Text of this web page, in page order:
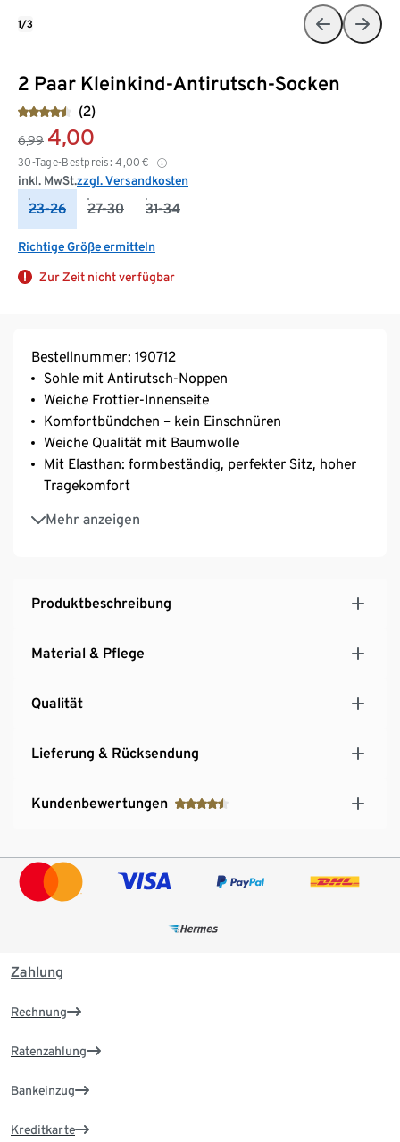
2 Paar Kleinkind-Antirutsch-Socken
(2)
6,99 4,00
30-Tage-Bestpreis: 4,00 €
inkl. MwSt.zzgl. Versandkosten
23-26 27-30 31-34
Richtige Größe ermitteln
Zur Zeit nicht verfügbar
1/3
Bestellnummer: 190712
Sohle mit Antirutsch-Noppen
Weiche Frottier-Innenseite
Komfortbündchen – kein Einschnüren
Weiche Qualität mit Baumwolle
Mit Elasthan: formbeständig, perfekter Sitz, hoher
Tragekomfort
Mehr anzeigen
2 unterschiedliche Dessins
Produktbeschreibung
Material & Pflege
Qualität
Lieferung & Rücksendung
Kundenbewertungen
Zahlung
Rechnung
Ratenzahlung
Bankeinzug
Kreditkarte